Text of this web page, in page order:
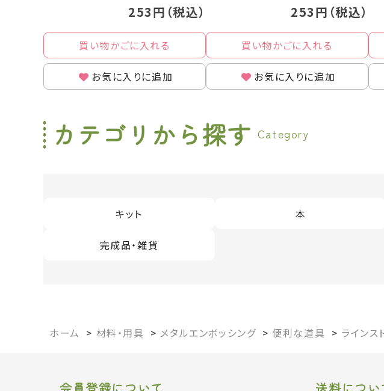
253円（税込）
買い物かごに入れる
お気に入りに追加
253円（税込）
買い物かごに入れる
お気に入りに追加
カテゴリから探す Category
キット 本
完成品・雑貨
ホーム > 材料・用具 > メタルエンボッシング > 便利な道具 > ラインス